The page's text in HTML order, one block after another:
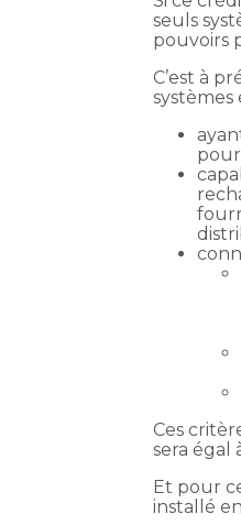
seuls
pouvoirs
C’est à
Ces
sera égal
Et pour
installé